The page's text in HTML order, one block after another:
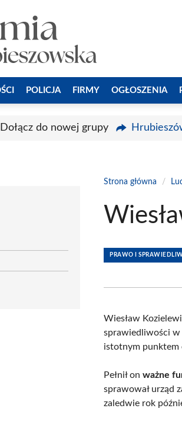
POLICJA FIRMY OGŁOSZENIA
Dołącz do nowej grupy
Strona główna /
PRAWO I
Wiesław
sprawiedliwości w
istotnym punktem
Pełnił onważne
sprawował urząd
zaledwie rok